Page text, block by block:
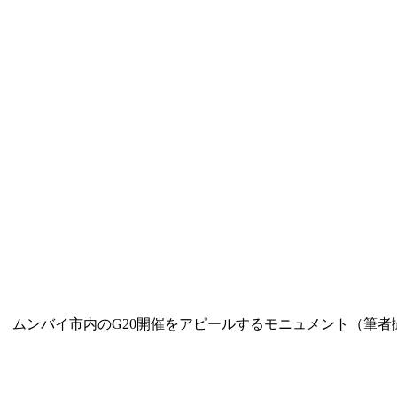
ムンバイ市内のG20開催をアピールするモニュメント（筆者